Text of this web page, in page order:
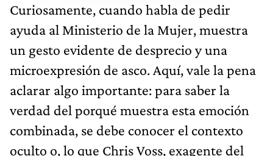
Curiosamente, cuando habla de pedir
ayuda al Ministerio de la Mujer, muestra
un gesto evidente de desprecio y una
microexpresión de asco. Aquí, vale la pena
aclarar algo importante: para saber la
verdad del porqué muestra esta emoción
combinada, se debe conocer el contexto
oculto o, lo que Chris Voss, exagente del